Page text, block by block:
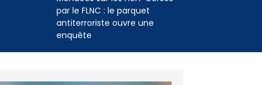
par le FLNC : le parquet
antiterroriste ouvre une
enquête